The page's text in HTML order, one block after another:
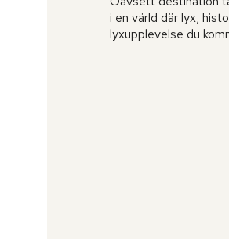
i en värld där lyx,
lyxupplevelse du